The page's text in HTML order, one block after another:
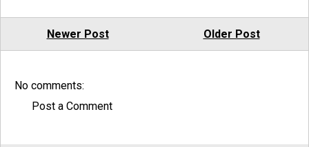
Newer Post Older Post
No comments:
Post a Comment